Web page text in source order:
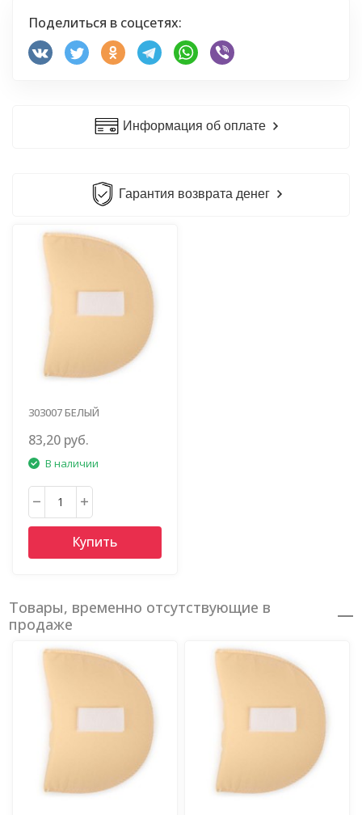
Поделиться в соцсетях:
Информация об оплате
Гарантия возврата денег
303007 БЕЛЫЙ
83,20 руб.
В наличии
Купить
Товары, временно отсутствующие в
продаже